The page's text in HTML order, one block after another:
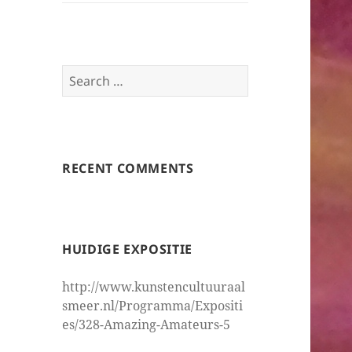
Search
for:
RECENT COMMENTS
HUIDIGE EXPOSITIE
http://www.kunstencultuuraal
smeer.nl/Programma/Expositi
es/328-Amazing-Amateurs-5